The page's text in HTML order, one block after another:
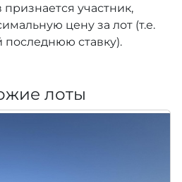
участник,
цену за лот (т.е.
последнюю ставку).
лоты